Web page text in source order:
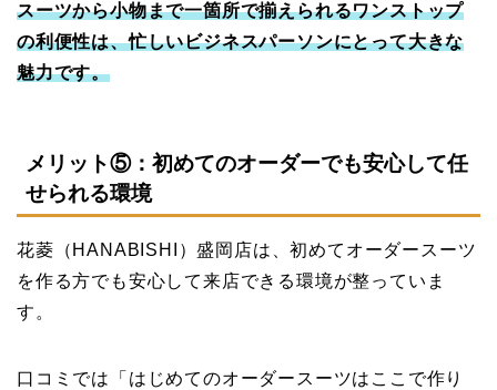
スーツから小物まで一箇所で揃えられるワンストップ
の利便性は、忙しいビジネスパーソンにとって大きな
魅力です。
メリット⑤：初めてのオーダーでも安心して任
せられる環境
花菱（HANABISHI）盛岡店は、初めてオーダースーツ
を作る方でも安心して来店できる環境が整っていま
す。
口コミでは「はじめてのオーダースーツはここで作り